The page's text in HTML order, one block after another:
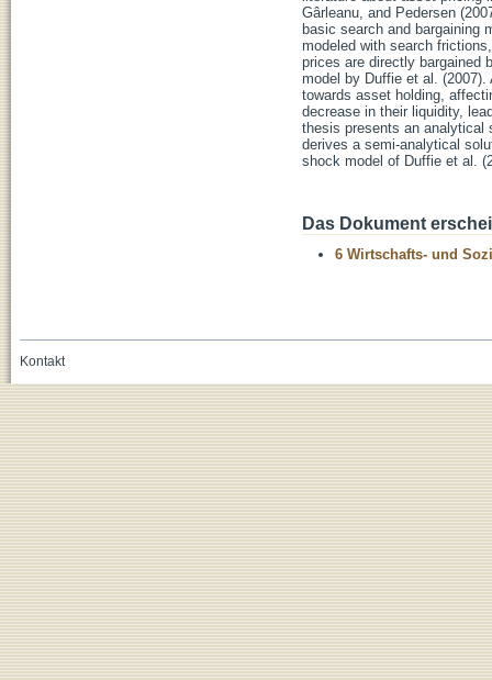
Gârleanu, and Pedersen
basic search and bargaining
modeled with search
prices are directly bargained
model by Duffie et al.
towards asset holding,
decrease in their liquidity,
thesis presents an analytical
derives a semi-analytical
shock model of Duffie et al.
Das Dokument
6 Wirtschafts- und
Kontakt